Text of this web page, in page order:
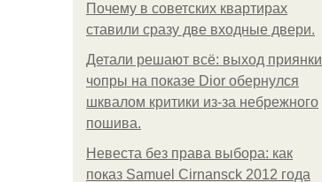
Почему в советских квартирах
ставили сразу две входные двери.
Детали решают всё: выход приянки
чопры на показе Dior обернулся
шквалом критики из-за небрежного
пошива.
Невеста без права выбора: как
показ Samuel Cirnansck 2012 года